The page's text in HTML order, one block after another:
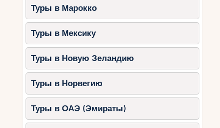
Туры в Марокко
Туры в Мексику
Туры в Новую Зеландию
Туры в Норвегию
Туры в ОАЭ (Эмираты)